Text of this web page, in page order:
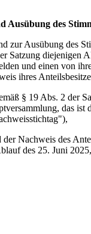
Ausübung des
zur Ausübung des
Satzung diejenigen
und einen von
ihres
§ 19 Abs. 2 der
das ist
Nachweis des
des 25. Juni